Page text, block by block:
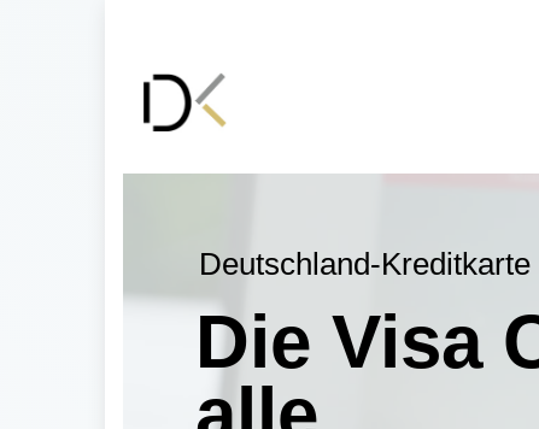
Deutschland-
Die Visa